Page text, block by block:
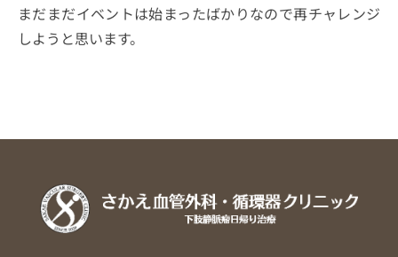
まだまだイベントは始まったばかりなので再チャレンジ
しようと思います。